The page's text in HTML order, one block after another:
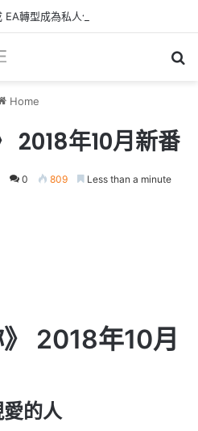
轉型成為私人公司
Home
2018年10月新番
0 809 Less than a minute
》 2018年10月
的人